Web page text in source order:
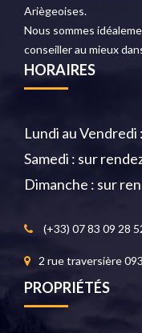
Ariègeoises.
Nous sommes
conseiller au mieux
HORAIRES
Lundi au Vendredi
Samedi : sur
Dimanche : sur
(+33) 07 83 09 28
2 rue traversière
PROPRIÉTÉS